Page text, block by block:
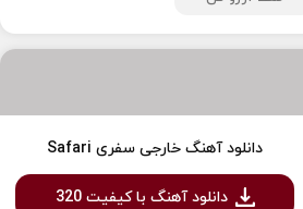
دانلود آهنگ خارجی سفری Safari
دانلود آهنگ با کیفیت 320